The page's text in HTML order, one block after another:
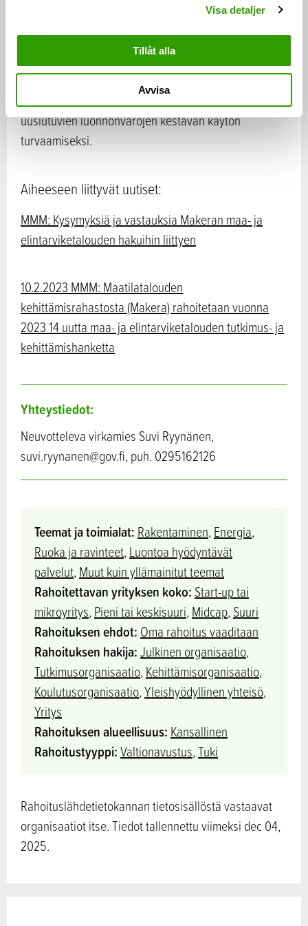
Visa detaljer
Tillåt alla
Avvisa
kehittämistoiminnan perustehtävä on tuottaa
ennakoivasti tietoa, osaamista ja innovaatioita
päätöksenteon tueksi, elinkeinojen kilpailukyvyn
kehittämiseksi, maaseudun elinvoimaisuuden
edistämiseksi, hyvinvoinnin lisäämiseksi sekä
uusiutuvien luonnonvarojen kestävän käytön
turvaamiseksi.
Aiheeseen liittyvät uutiset:
MMM: Kysymyksiä ja vastauksia Makeran maa- ja
elintarviketalouden hakuihin liittyen
10.2.2023 MMM: Maatilatalouden
kehittämisrahastosta (Makera) rahoitetaan vuonna
2023 14 uutta maa- ja elintarviketalouden tutkimus- ja
kehittämishanketta
Yhteystiedot:
Neuvotteleva virkamies Suvi Ryynänen,
suvi.ryynanen@gov.fi, puh. 0295162126
Teemat ja toimialat: Rakentaminen, Energia,
Ruoka ja ravinteet, Luontoa hyödyntävät
palvelut, Muut kuin yllämainitut teemat
Rahoitettavan yrityksen koko: Start-up tai
mikroyritys, Pieni tai keskisuuri, Midcap, Suuri
Rahoituksen ehdot: Oma rahoitus vaaditaan
Rahoituksen hakija:Julkinen organisaatio,
Tutkimusorganisaatio, Kehittämisorganisaatio,
Koulutusorganisaatio,Yleishyödyllinen yhteisö,
Yritys
Rahoituksen alueellisuus: Kansallinen
Rahoitustyyppi:Valtionavustus,Tuki
Rahoituslähdetietokannan tietosisällöstä vastaavat
organisaatiot itse. Tiedot tallennettu viimeksi dec 04,
2025.